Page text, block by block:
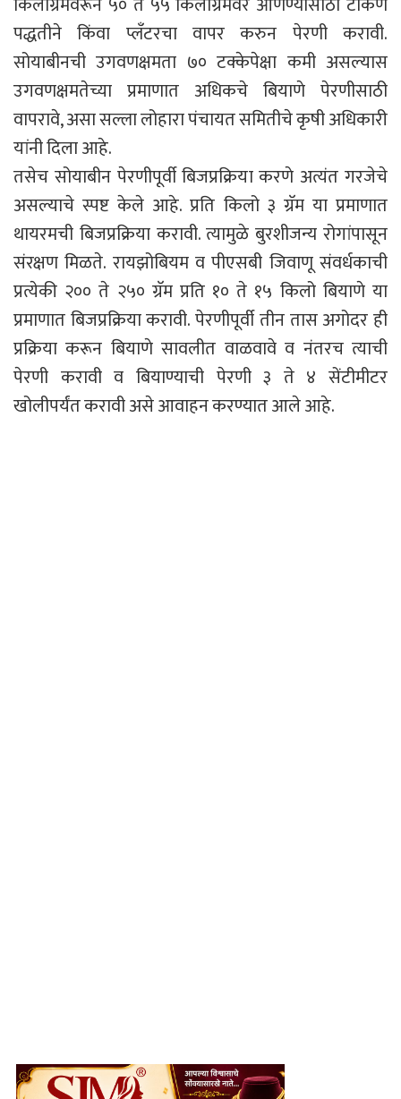
पद्धतीने किंवा प्लँटरचा वापर करुन पेरणी करावी.
सोयाबीनची उगवणक्षमता ७० टक्केपेक्षा कमी असल्यास
उगवणक्षमतेच्या प्रमाणात अधिकचे बियाणे पेरणीसाठी
वापरावे, असा सल्ला लोहारा पंचायत समितीचे कृषी अधिकारी
यांनी दिला आहे.
तसेच सोयाबीन पेरणीपूर्वी बिजप्रक्रिया करणे अत्यंत गरजेचे
असल्याचे स्पष्ट केले आहे. प्रति किलो ३ ग्रॅम या प्रमाणात
थायरमची बिजप्रक्रिया करावी. त्यामुळे बुरशीजन्य रोगांपासून
संरक्षण मिळते. रायझोबियम व पीएसबी जिवाणू संवर्धकाची
प्रत्येकी २०० ते २५० ग्रॅम प्रति १० ते १५ किलो बियाणे या
प्रमाणात बिजप्रक्रिया करावी. पेरणीपूर्वी तीन तास अगोदर ही
प्रक्रिया करून बियाणे सावलीत वाळवावे व नंतरच त्याची
पेरणी करावी व बियाण्याची पेरणी ३ ते ४ सेंटीमीटर
खोलीपर्यंत करावी असे आवाहन करण्यात आले आहे.